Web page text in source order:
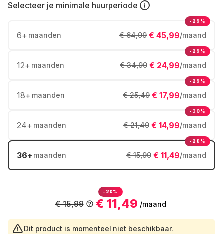
Selecteer je minimale huurperiode
6+ maanden € 45,99/maand
€ 64,99
-29%
12+ maanden € 24,99/maand
€ 34,99
-29%
18+ maanden € 17,99/maand
€ 25,49
-29%
24+ maanden € 14,99/maand
€ 21,49
-30%
36+ maanden € 11,49/maand
€ 15,99
-28%
-28%
€ 11,49 /maand
€ 15,99
Dit product is momenteel niet beschikbaar.